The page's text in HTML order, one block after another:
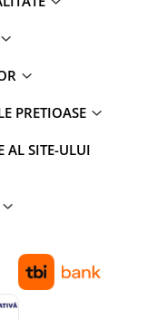
PRETIOASE
AL SITE-ULUI